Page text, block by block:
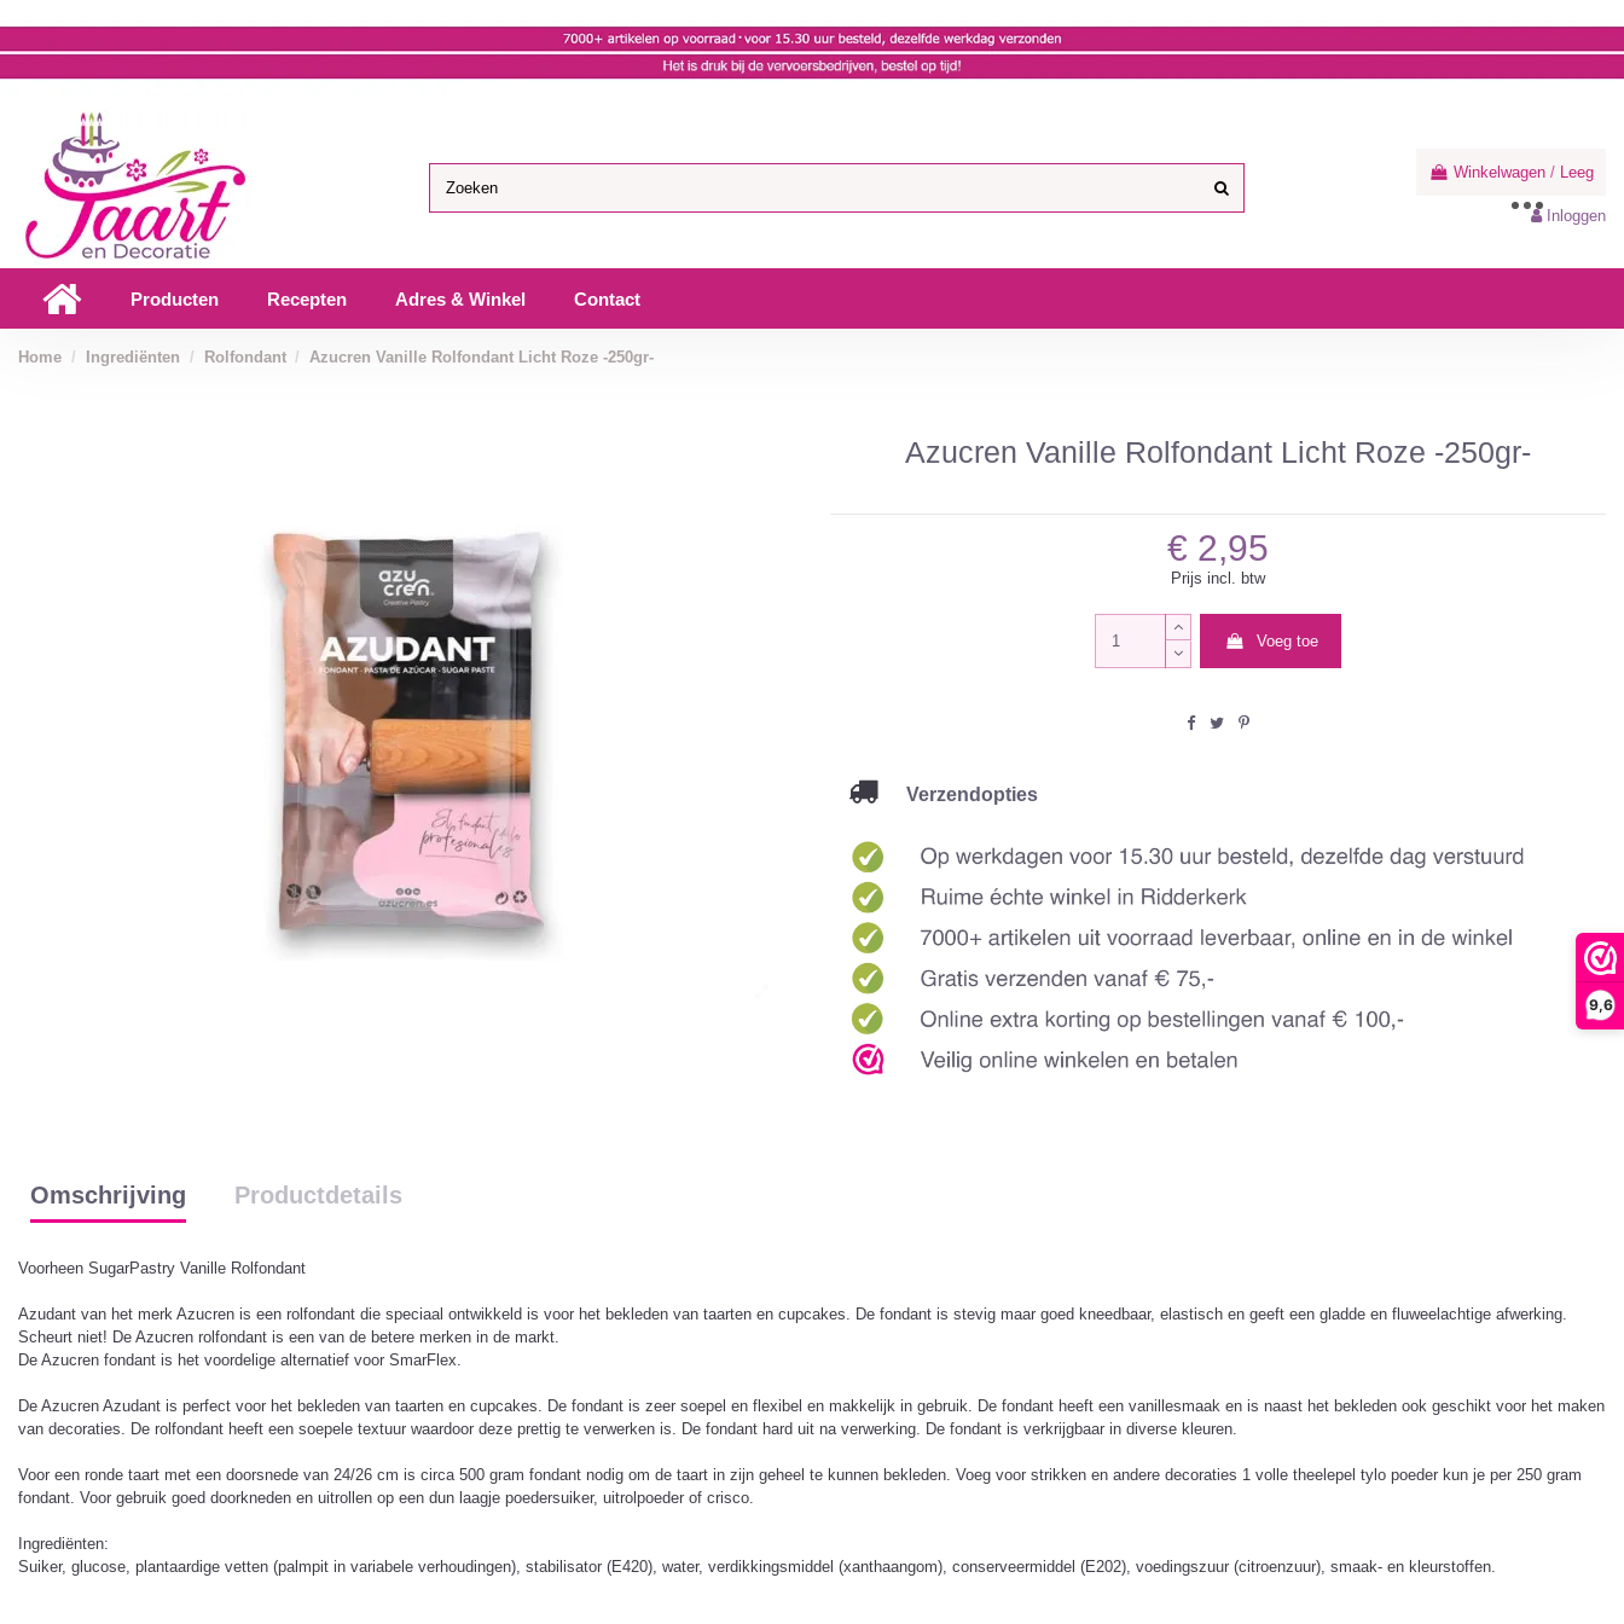
9,6
Winkelwagen / Leeg
Inloggen
Producten Recepten Adres & Winkel Contact
Home Ingrediënten Rolfondant Azucren Vanille Rolfondant Licht Roze -250gr-
Azucren Vanille Rolfondant Licht Roze -250gr-
€ 2,95
Prijs incl. btw
Voeg toe
Verzendopties
Omschrijving Productdetails
Voorheen SugarPastry Vanille Rolfondant
Azudant van het merk Azucren is een rolfondant die speciaal ontwikkeld is voor het bekleden van taarten en cupcakes. De fondant is stevig maar goed kneedbaar, elastisch en geeft een gladde en fluweelachtige afwerking.
Scheurt niet! De Azucren rolfondant is een van de betere merken in de markt.
De Azucren fondant is het voordelige alternatief voor SmarFlex.
De Azucren Azudant is perfect voor het bekleden van taarten en cupcakes. De fondant is zeer soepel en flexibel en makkelijk in gebruik. De fondant heeft een vanillesmaak en is naast het bekleden ook geschikt voor het maken
van decoraties. De rolfondant heeft een soepele textuur waardoor deze prettig te verwerken is. De fondant hard uit na verwerking. De fondant is verkrijgbaar in diverse kleuren.
Voor een ronde taart met een doorsnede van 24/26 cm is circa 500 gram fondant nodig om de taart in zijn geheel te kunnen bekleden. Voeg voor strikken en andere decoraties 1 volle theelepel tylo poeder kun je per 250 gram
fondant. Voor gebruik goed doorkneden en uitrollen op een dun laagje poedersuiker, uitrolpoeder of crisco.
Ingrediënten:
Suiker, glucose, plantaardige vetten (palmpit in variabele verhoudingen), stabilisator (E420), water, verdikkingsmiddel (xanthaangom), conserveermiddel (E202), voedingszuur (citroenzuur), smaak- en kleurstoffen.